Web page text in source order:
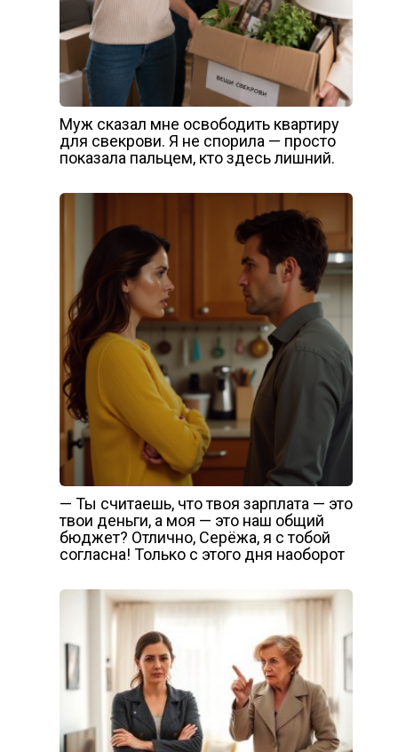
Муж сказал мне освободить квартиру
для свекрови. Я не спорила — просто
показала пальцем, кто здесь лишний.
— Ты считаешь, что твоя зарплата — это
твои деньги, а моя — это наш общий
бюджет? Отлично, Серёжа, я с тобой
согласна! Только с этого дня наоборот